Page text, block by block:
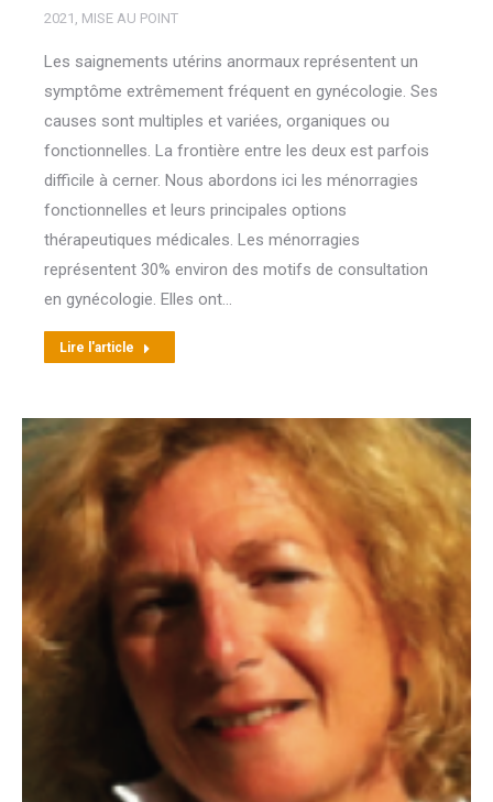
2021 MISE AU POINT
Les saignements utérins anormaux représentent un
symptôme extrêmement fréquent en gynécologie. Ses
causes sont multiples et variées, organiques ou
fonctionnelles. La frontière entre les deux est parfois
difficile à cerner. Nous abordons ici les ménorragies
fonctionnelles et leurs principales options
thérapeutiques médicales. Les ménorragies
représentent 30% environ des motifs de consultation
en gynécologie. Elles ont…
Lire l'article